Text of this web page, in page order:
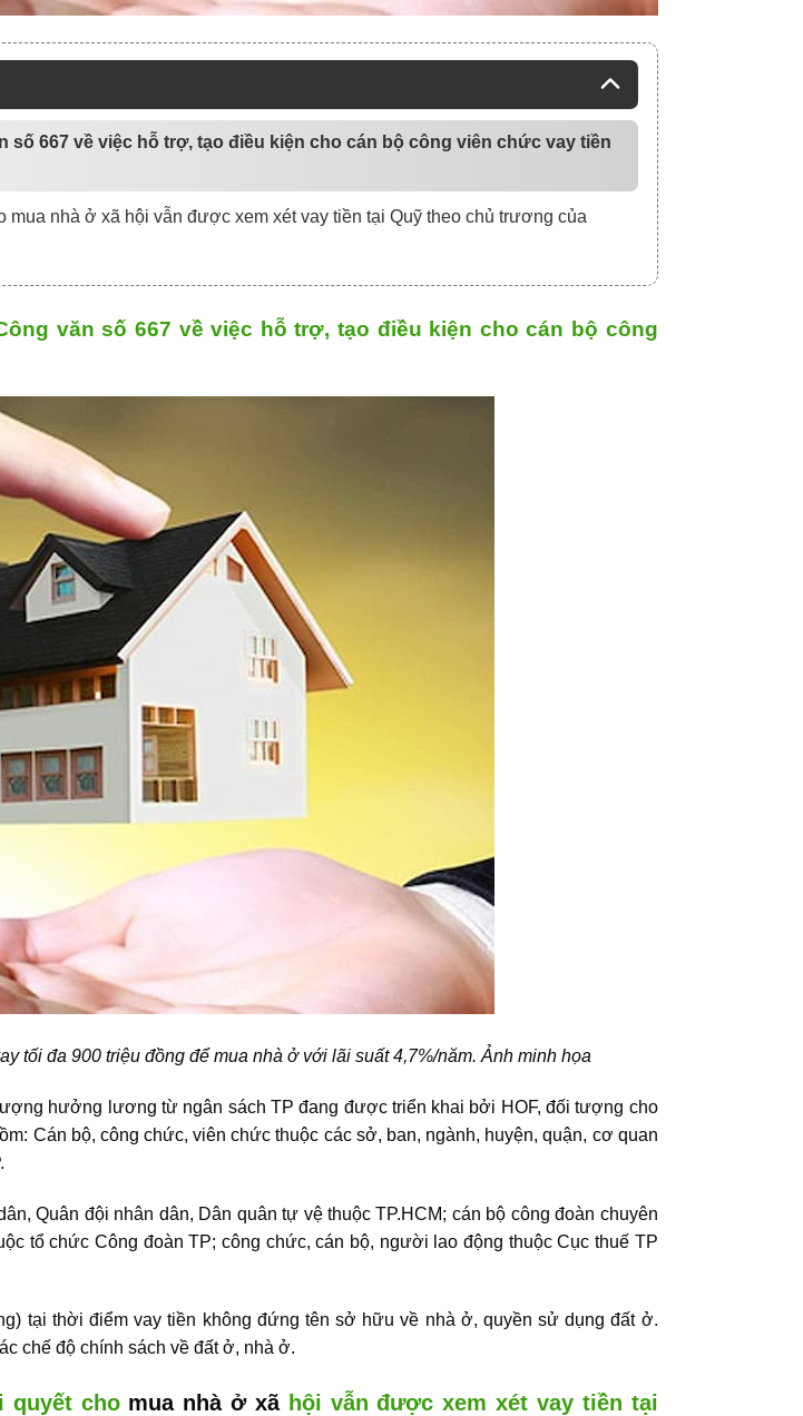
số 667 về việc hỗ trợ, tạo điều kiện cho cán bộ công viên chức vay tiền
nhà ở xã hội vẫn được xem xét vay tiền tại Quỹ theo chủ trương của
văn số 667 về việc hỗ trợ, tạo điều kiện cho cán bộ công
tối đa 900 triệu đồng để mua nhà ở với lãi suất 4,7%/năm. Ảnh minh họa
hưởng lương từ ngân sách TP đang được triển khai bởi HOF, đối tượng cho
Cán bộ, công chức, viên chức thuộc các sở, ban, ngành, huyện, quận, cơ quan
Quân đội nhân dân, Dân quân tự vệ thuộc TP.HCM; cán bộ công đoàn chuyên
tổ chức Công đoàn TP; công chức, cán bộ, người lao động thuộc Cục thuế TP
tại thời điểm vay tiền không đứng tên sở hữu về nhà ở, quyền sử dụng đất ở.
chế độ chính sách về đất ở, nhà ở.
quyết cho mua nhà ở xãhội vẫn được xem xét vay tiền tại